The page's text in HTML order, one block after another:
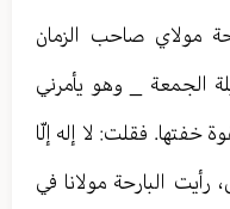
مولاي صاحب الزمان
الجمعة _ وهو يأمرني
فقلت: لا إله إلّا
رأيت البارحة مولانا في